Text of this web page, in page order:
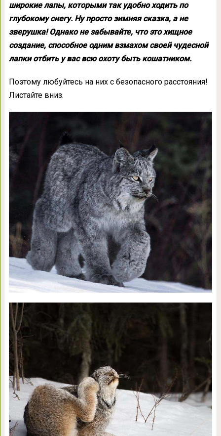
широкие лапы, которыми так удобно ходить по
глубокому снегу. Ну просто зимняя сказка, а не
зверушка! Однако не забывайте, что это хищное
создание, способное одним взмахом своей чудесной
лапки отбить у вас всю охоту быть кошатником.
Поэтому любуйтесь на них с безопасного расстояния!
Листайте вниз.